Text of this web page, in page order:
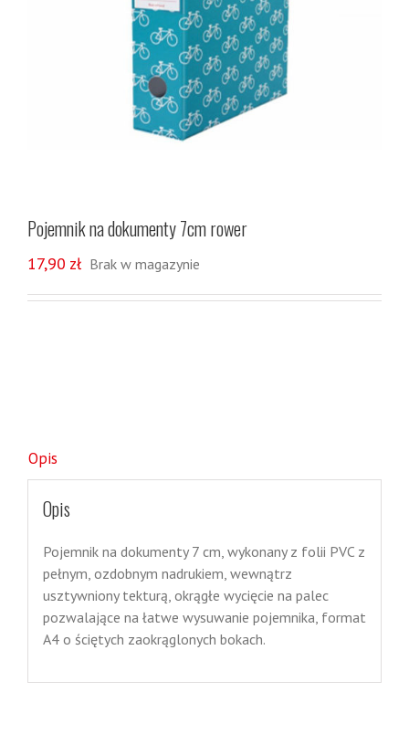
Pojemnik na dokumenty 7cm rower
17,90 zł Brak w magazynie
Opis
Opis
Pojemnik na dokumenty 7 cm, wykonany z folii PVC z
pełnym, ozdobnym nadrukiem, wewnątrz
usztywniony tekturą, okrągłe wycięcie na palec
pozwalające na łatwe wysuwanie pojemnika, format
A4 o ściętych zaokrąglonych bokach.